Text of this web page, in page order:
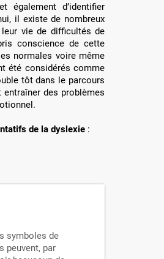
également d’identifier
il existe de nombreux
vie de difficultés de
conscience de cette
normales voire même
été considérés comme
tôt dans le parcours
des problèmes
de la dyslexie :
symboles de
peuvent, par